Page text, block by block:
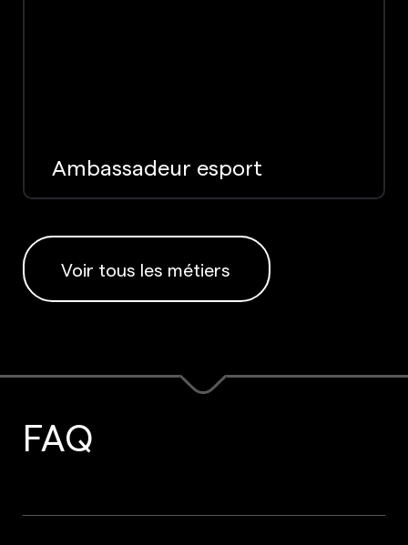
Ambassadeur esport
Voir tous les métiers
FAQ